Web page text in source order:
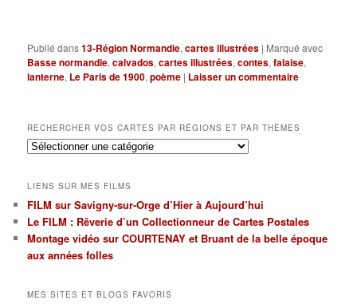
Publié dans13-Région Normandie,cartes illustrées | Marqué avec
Basse normandie,calvados,cartes illustrées,contes,falaise,
lanterne, Le Paris de 1900,poème | Laisser un commentaire
RECHERCHER VOS CARTES PAR RÉGIONS ET PAR THÈMES
Rechercher
par
régions
et
par
thèmes
LIENS SUR MES FILMS
FILM sur Savigny-sur-Orge d’Hier à Aujourd’hui
Le FILM : Rêverie d’un Collectionneur de Cartes Postales
Montage vidéo sur COURTENAY et Bruant de la belle époque
aux années folles
MES SITES ET BLOGS FAVORIS